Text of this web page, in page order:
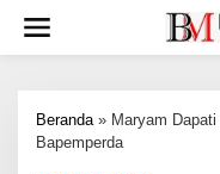
w
Beranda» Maryam
Bapemperda